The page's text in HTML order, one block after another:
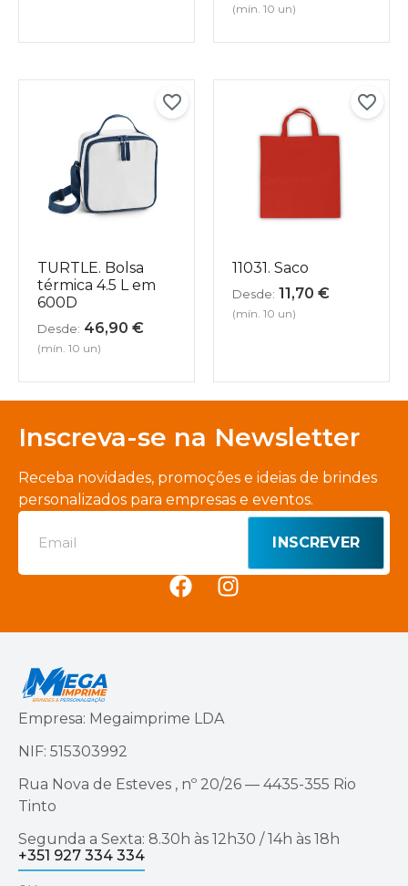
(mín. 10 un)
TURTLE. Bolsa
térmica 4.5 L em
600D
Desde: 46,90 €
(mín. 10 un)
11031. Saco
Desde: 11,70 €
(mín. 10 un)
Inscreva-se na Newsletter
Receba novidades, promoções e ideias de brindes
personalizados para empresas e eventos.
INSCREVER
Empresa: Megaimprime LDA
NIF: 515303992
Rua Nova de Esteves , nº 20/26 — 4435-355 Rio
Tinto
Segunda a Sexta: 8.30h às 12h30 / 14h às 18h
+351 927 334 334